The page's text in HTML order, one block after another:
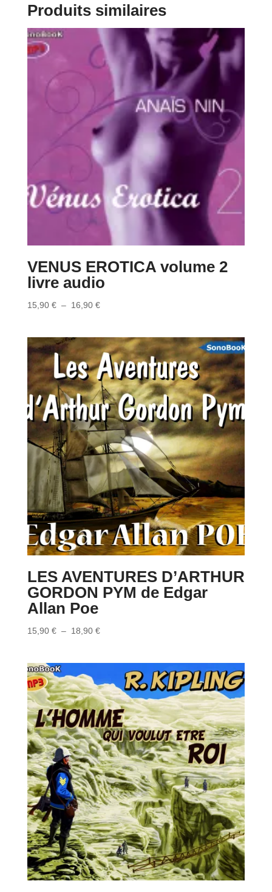
Produits similaires
VENUS EROTICA volume 2
livre audio
15,90 € – 16,90 €Plage
15,90 €
à
16,90 €
LES AVENTURES D’ARTHUR
GORDON PYM de Edgar
Allan Poe
15,90 € – 18,90 €Plage
15,90 €
à
18,90 €